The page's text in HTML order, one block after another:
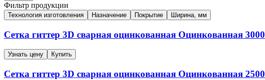
Фильтр продукции
Технология изготовления Назначение Покрытие Ширина, мм
Сетка гиттер 3D сварная оцинкованная Оцинкованная 3000
Узнать цену Купить
Сетка гиттер 3D сварная оцинкованная Оцинкованная 2500